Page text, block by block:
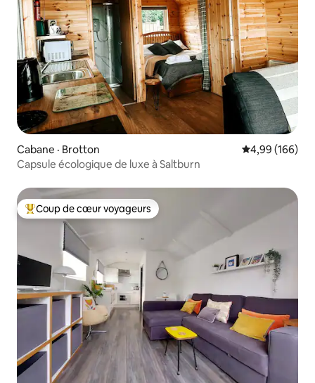
Cabane · Brotton Note
4,99 (166)
Capsule écologique de luxe à Saltburn
Coup de cœur voyageurs parmi les plus aimés
Coup de cœur voyageurs